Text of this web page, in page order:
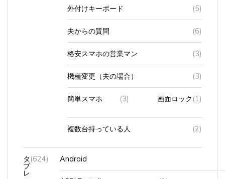
外付けキーボード (5)
夫からの質問 (6)
格安スマホの営業マン (3)
機種変更（夫の場合） (3)
簡単スマホ (3) 画面ロック (1)
複数台持っている人 (2)
タ
ブ
レ
ッ
(624) Android